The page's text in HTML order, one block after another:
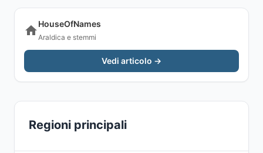
HouseOfNames
Araldica e stemmi
Vedi articolo →
Regioni principali